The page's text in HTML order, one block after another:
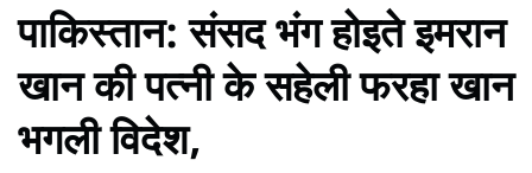
पाकिस्तान: संसद भंग होइते इमरान
खान की पत्नी के सहेली फरहा खान
भगली विदेश,